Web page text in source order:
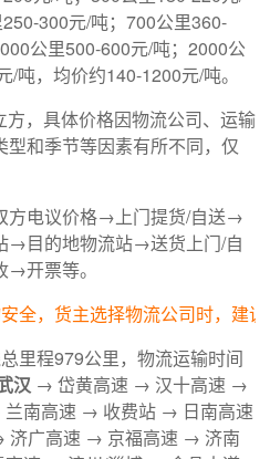
300元/吨；700公里360-
公里500-600元/吨；2000公
/吨，均价约140-1200元/吨。
方，具体价格因物流公司、运输
型和季节等因素有所不同，仅
方电议价格→上门提货/自送→
→目的地物流站→送货上门/自
开票等。
全，货主选择物流公司时，建
里程979公里，物流运输时间
汉 → 岱黄高速 → 汉十高速 →
南高速 → 收费站 → 日南高速
广高速 → 京福高速 → 济南